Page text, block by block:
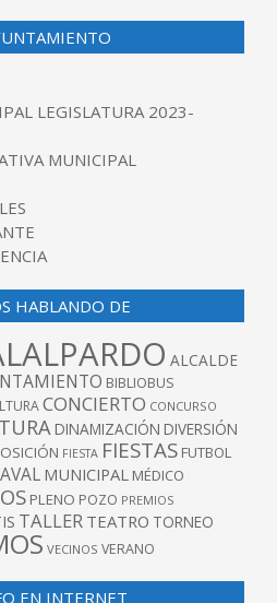
LEGISLATURA 2023-
MUNICIPAL
HABLANDO DE
ALCALDE
BIBLIOBUS
CONCIERTO CONCURSO
DINAMIZACIÓN DIVERSIÓN
FIESTA FIESTAS FUTBOL
MUNICIPAL MÉDICO
PLENO POZO PREMIOS
TALLER TEATRO TORNEO
VECINOS VERANO
EN INTERNET